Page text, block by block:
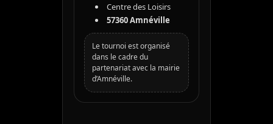
Centre des Loisirs
57360 Amnéville
Le tournoi est organisé
dans le cadre du
partenariat avec la mairie
d’Amnéville.